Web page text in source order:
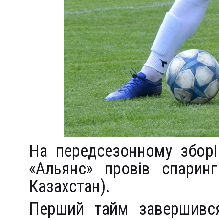
На передсезонному
«Альянс» провів
Казахстан).
Перший тайм